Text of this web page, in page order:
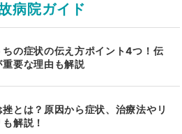
病院ガイド
ちの症状の伝え方ポイント4つ！伝
重要な理由も解説
挫とは？原因から症状、治療法やリ
解説！